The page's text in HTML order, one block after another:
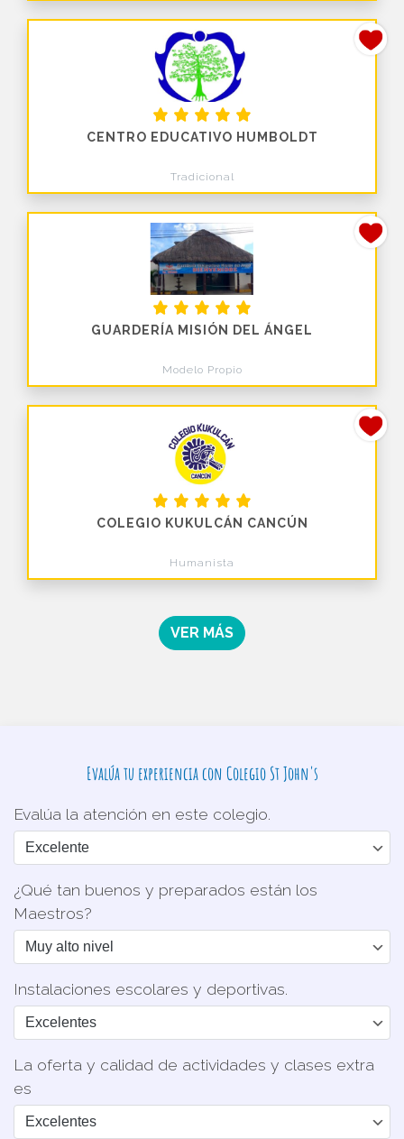
CENTRO EDUCATIVO HUMBOLDT
Tradicional
GUARDERÍA MISIÓN DEL ÁNGEL
Modelo Propio
COLEGIO KUKULCÁN CANCÚN
Humanista
VER MÁS
Evalúa tu experiencia con Colegio St John's
Evalúa la atención en este colegio.
¿Qué tan buenos y preparados están los
Maestros?
Instalaciones escolares y deportivas.
La oferta y calidad de actividades y clases extra
es